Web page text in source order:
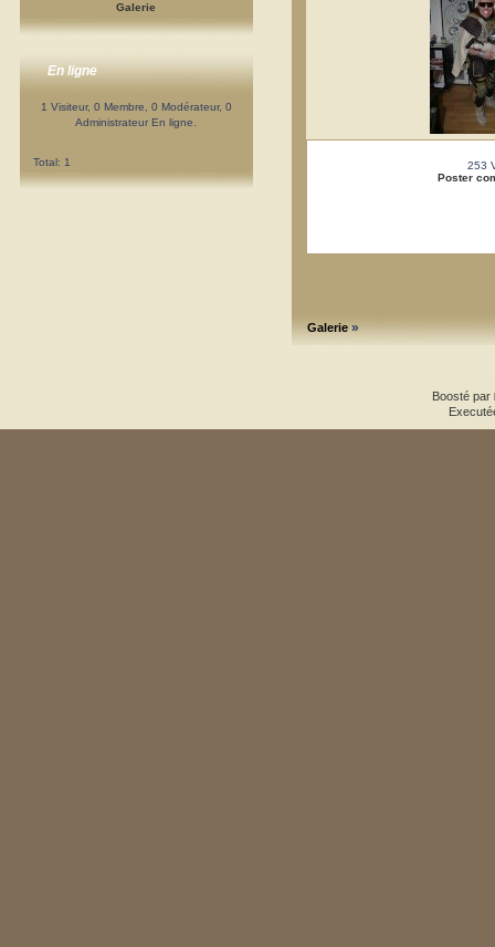
Galerie
En ligne
1 Visiteur, 0 Membre, 0 Modérateur, 0
Administrateur En ligne.
Total: 1
253
Poster
Galerie»
Boosté par